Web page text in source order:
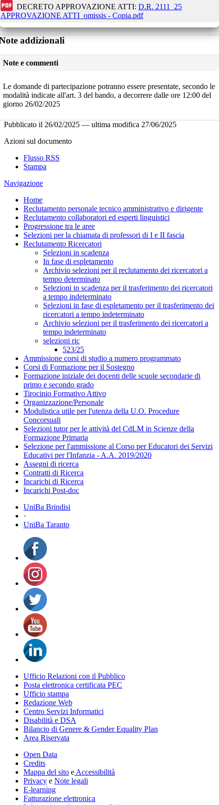
DECRETO APPROVAZIONE ATTI: D.R. 2111_25
APPROVAZIONE ATTI_omissis - Copia.pdf
addizionali
Note e commenti
Le domande di partecipazione potranno essere presentate, secondo le
modalità indicate all'art. 3 del bando, a decorrere dalle ore 12:00 del
giorno 26/02/2025
Pubblicato il 26/02/2025 — ultima modifica 27/06/2025
Azioni sul documento
Flusso RSS
Stampa
Navigazione
Home
Reclutamento personale tecnico amministrativo e dirigente
Reclutamento collaboratori ed esperti linguistici
Progressione tra le aree
Selezioni per la chiamata di professori di I e II fascia
Reclutamento Ricercatori
Selezioni in scadenza
In fase di espletamento
Archivio selezioni per il reclutamento dei ricercatori a
tempo determinato
Selezioni in scadenza per il trasferimento dei ricercatori
a tempo indeterminato
Selezioni in fase di espletamento per il trasferimento dei
ricercatori a tempo indeterminato
Archivio selezioni per il trasferimento dei ricercatori a
tempo indeterminato
selezioni ric
523/25
Ammissione corsi di studio a numero programmato
Corsi di Formazione per il Sostegno
Formazione iniziale dei docenti delle scuole secondarie di
primo e secondo grado
Tirocinio Formativo Attivo
Organizzazione/Personale
Modulistica utile per l'utenza della U.O. Procedure
Concorsuali
Selezioni tutor per le attività del CdLM in Scienze della
Formazione Primaria
Selezione per l'ammissione al Corso per Educatori dei Servizi
Educativi per l'Infanzia - A.A. 2019/2020
Assegni di ricerca
Contratti di Ricerca
Incarichi di Ricerca
Incarichi Post-doc
UniBa Brindisi
·
UniBa Taranto
Ufficio Relazioni con il Pubblico
Posta elettronica certificata PEC
Ufficio stampa
Redazione Web
Centro Servizi Informatici
Disabilità e DSA
Bilancio di Genere & Gender Equality Plan
Area Riservata
Open Data
Credits
Mappa del sito eAccessibilità
Privacy e Note legali
E-learning
Fatturazione elettronica